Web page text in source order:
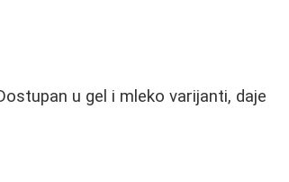
u gel i mleko varijanti, daje